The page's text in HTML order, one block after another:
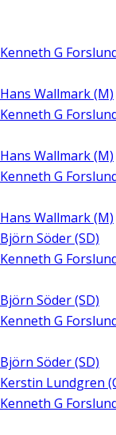
Kenneth G
Hans Wallmark (M)
Kenneth G
Hans Wallmark (M)
Kenneth G
Hans Wallmark (M)
Björn Söder (SD)
Kenneth G
Björn Söder (SD)
Kenneth G
Björn Söder (SD)
Kerstin Lundgren
Kenneth G